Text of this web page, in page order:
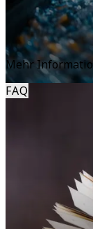
Mehr
FAQ